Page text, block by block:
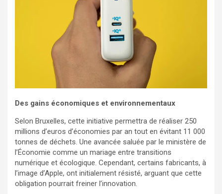
Des gains économiques et environnementaux
Selon Bruxelles, cette initiative permettra de réaliser 250
millions d’euros d’économies par an tout en évitant 11 000
tonnes de déchets. Une avancée saluée par le ministère de
l’Économie comme un mariage entre transitions
numérique et écologique. Cependant, certains fabricants, à
l’image d’Apple, ont initialement résisté, arguant que cette
obligation pourrait freiner l’innovation.